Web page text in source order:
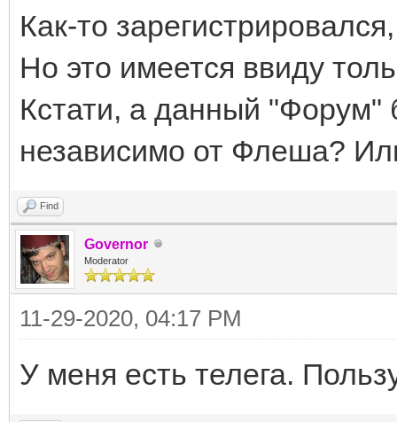
Как-то
Но это имеется ввиду
Кстати, а данный "Форум"
независимо от Флеша?
Find
Governor
Moderator
11-29-2020, 04:17 PM
У меня есть телега.